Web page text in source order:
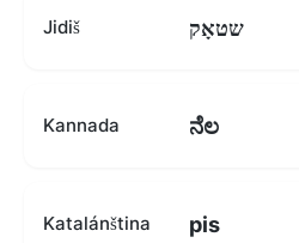
Jidiš שטאָק
Kannada ನೆಲ
Katalánština pis